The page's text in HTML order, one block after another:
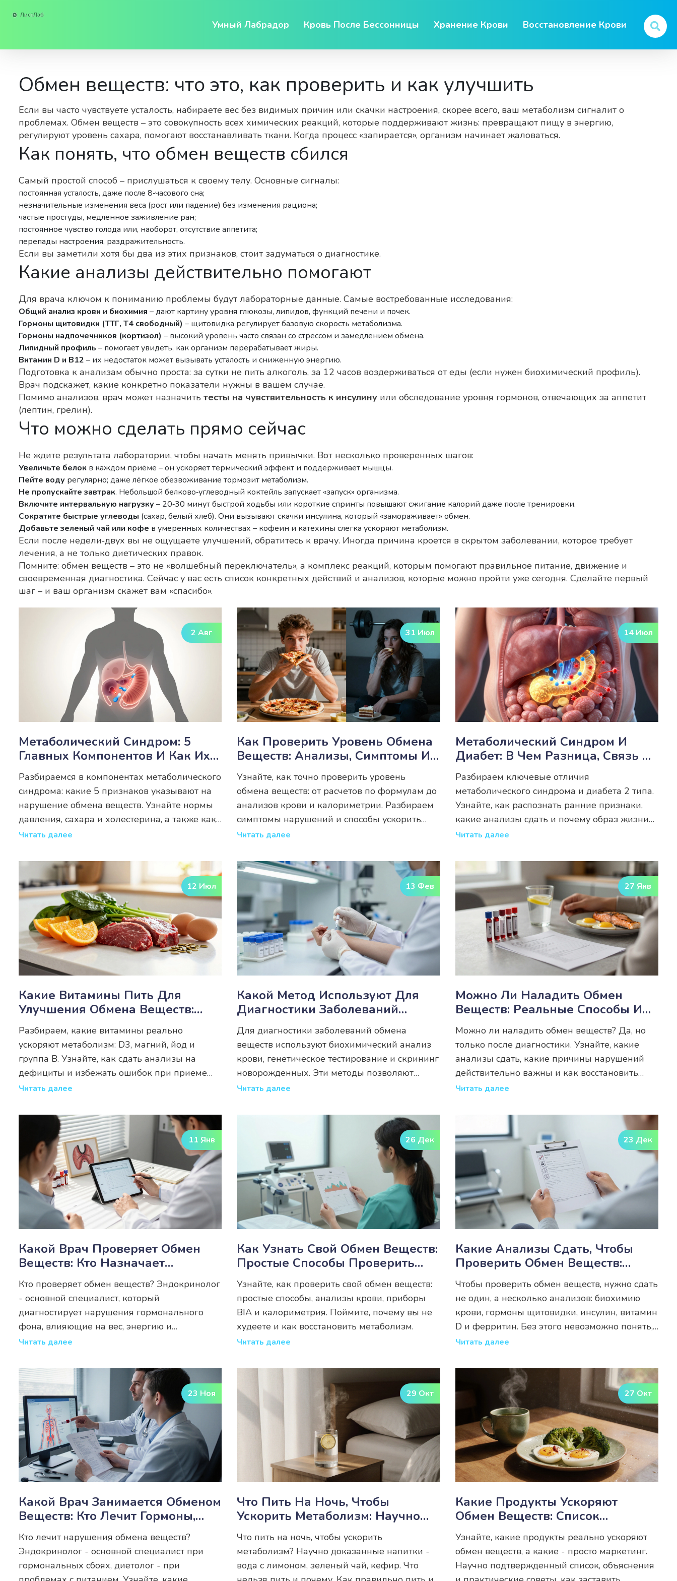
Умный Лабрадор Кровь После Бессонницы Хранение Крови Восстановление Крови
Обмен веществ: что это, как проверить и как улучшить
Если вы часто чувствуете усталость, набираете вес без видимых причин или скачки настроения, скорее всего, ваш метаболизм сигналит о
проблемах. Обмен веществ – это совокупность всех химических реакций, которые поддерживают жизнь: превращают пищу в энергию,
регулируют уровень сахара, помогают восстанавливать ткани. Когда процесс «запирается», организм начинает жаловаться.
Как понять, что обмен веществ сбился
Самый простой способ – прислушаться к своему телу. Основные сигналы:
постоянная усталость, даже после 8‑часового сна;
незначительные изменения веса (рост или падение) без изменения рациона;
частые простуды, медленное заживление ран;
постоянное чувство голода или, наоборот, отсутствие аппетита;
перепады настроения, раздражительность.
Если вы заметили хотя бы два из этих признаков, стоит задуматься о диагностике.
Какие анализы действительно помогают
Для врача ключом к пониманию проблемы будут лабораторные данные. Самые востребованные исследования:
Общий анализ крови и биохимия – дают картину уровня глюкозы, липидов, функций печени и почек.
Гормоны щитовидки (ТТГ, Т4 свободный) – щитовидка регулирует базовую скорость метаболизма.
Гормоны надпочечников (кортизол) – высокий уровень часто связан со стрессом и замедлением обмена.
Липидный профиль – помогает увидеть, как организм перерабатывает жиры.
Витамин D и B12 – их недостаток может вызывать усталость и сниженную энергию.
Подготовка к анализам обычно проста: за сутки не пить алкоголь, за 12 часов воздерживаться от еды (если нужен биохимический профиль).
Врач подскажет, какие конкретно показатели нужны в вашем случае.
Помимо анализов, врач может назначить тесты на чувствительность к инсулину или обследование уровня гормонов, отвечающих за аппетит
(лептин, грелин).
Что можно сделать прямо сейчас
Не ждите результата лаборатории, чтобы начать менять привычки. Вот несколько проверенных шагов:
Увеличьте белок в каждом приёме – он ускоряет термический эффект и поддерживает мышцы.
Пейте воду регулярно; даже лёгкое обезвоживание тормозит метаболизм.
Не пропускайте завтрак. Небольшой белково‑углеводный коктейль запускает «запуск» организма.
Включите интервальную нагрузку – 20‑30 минут быстрой ходьбы или короткие спринты повышают сжигание калорий даже после тренировки.
Сократите быстрые углеводы (сахар, белый хлеб). Они вызывают скачки инсулина, который «замораживает» обмен.
Добавьте зеленый чай или кофе в умеренных количествах – кофеин и катехины слегка ускоряют метаболизм.
Если после недели‑двух вы не ощущаете улучшений, обратитесь к врачу. Иногда причина кроется в скрытом заболевании, которое требует
лечения, а не только диетических правок.
Помните: обмен веществ – это не «волшебный переключатель», а комплекс реакций, которым помогают правильное питание, движение и
своевременная диагностика. Сейчас у вас есть список конкретных действий и анализов, которые можно пройти уже сегодня. Сделайте первый
шаг – и ваш организм скажет вам «спасибо».
2 Авг
Метаболический Синдром: 5
Главных Компонентов И Как Их
Выявить
Разбираемся в компонентах метаболического
синдрома: какие 5 признаков указывают на
нарушение обмена веществ. Узнайте нормы
давления, сахара и холестерина, а также как
пройти диагностику.
Читать далее
31 Июл
Как Проверить Уровень Обмена
Веществ: Анализы, Симптомы И
Расчет Калорий
Узнайте, как точно проверить уровень
обмена веществ: от расчетов по формулам до
анализов крови и калориметрии. Разбираем
симптомы нарушений и способы ускорить
метаболизм.
Читать далее
14 Июл
Метаболический Синдром И
Диабет: В Чем Разница, Связь И
Риски
Разбираем ключевые отличия
метаболического синдрома и диабета 2 типа.
Узнайте, как распознать ранние признаки,
какие анализы сдать и почему образ жизни
играет решающую роль в профилактике.
Читать далее
12 Июл
Какие Витамины Пить Для
Улучшения Обмена Веществ:
Полный Гид По Добавкам
Разбираем, какие витамины реально
ускоряют метаболизм: D3, магний, йод и
группа B. Узнайте, как сдать анализы на
дефициты и избежать ошибок при приеме
добавок для здоровья и контроля веса.
Читать далее
13 Фев
Какой Метод Используют Для
Диагностики Заболеваний
Обмена Веществ?
Для диагностики заболеваний обмена
веществ используют биохимический анализ
крови, генетическое тестирование и скрининг
новорожденных. Эти методы позволяют
выявить нарушения до появления тяжелых
Читать далее
27 Янв
Можно Ли Наладить Обмен
Веществ: Реальные Способы И
Что Действительно Работает
Можно ли наладить обмен веществ? Да, но
только после диагностики. Узнайте, какие
анализы сдать, какие причины нарушений
действительно важны и как восстановить
метаболизм без диет и таблеток.
Читать далее
11 Янв
Какой Врач Проверяет Обмен
Веществ: Кто Назначает
Анализы И Лечит Нарушения
Кто проверяет обмен веществ? Эндокринолог
- основной специалист, который
диагностирует нарушения гормонального
фона, влияющие на вес, энергию и
метаболизм. Разберём, какие анализы
Читать далее
26 Дек
Как Узнать Свой Обмен Веществ:
Простые Способы Проверить
Скорость Метаболизма
Узнайте, как проверить свой обмен веществ:
простые способы, анализы крови, приборы
BIA и калориметрия. Поймите, почему вы не
худеете и как восстановить метаболизм.
Читать далее
23 Дек
Какие Анализы Сдать, Чтобы
Проверить Обмен Веществ:
Полный Список И Что Они
Показывают
Чтобы проверить обмен веществ, нужно сдать
не один, а несколько анализов: биохимию
крови, гормоны щитовидки, инсулин, витамин
D и ферритин. Без этого невозможно понять,
почему тело не реагирует на диету и спорт.
Читать далее
23 Ноя
Какой Врач Занимается Обменом
Веществ: Кто Лечит Гормоны,
Метаболизм И Нарушения
Питания
Кто лечит нарушения обмена веществ?
Эндокринолог - основной специалист при
гормональных сбоях, диетолог - при
29 Окт
Что Пить На Ночь, Чтобы
Ускорить Метаболизм: Научно
Обоснованные Варианты
Что пить на ночь, чтобы ускорить
метаболизм? Научно доказанные напитки -
вода с лимоном, зеленый чай, кефир. Что
27 Окт
Какие Продукты Ускоряют
Обмен Веществ: Список
Проверенных Продуктов
Узнайте, какие продукты реально ускоряют
обмен веществ, а какие - просто маркетинг.
Научно подтвержденный список, объяснения